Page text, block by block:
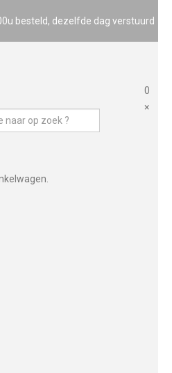
besteld, dezelfde dag verstuurd
0
×